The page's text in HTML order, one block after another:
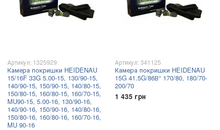
Артикул: 1325929
Камера покришки HEIDENAU
15/16F 33G 5.00-15, 130/90-15,
140/90-15, 150/90-15, 140/80-15,
150/80-15, 160/80-15, 160/70-15,
MU90-15, 5.00-16, 130/90-16,
140/90-16, 150/90-16, 140/80-16,
150/80-16, 160/80-16, 160/70-16,
MU 90-16
Артикул: 341125
Камера покришки HEIDENAU
15G 41.5G/86В° 170/80, 180/70-
200/70
1 435 грн